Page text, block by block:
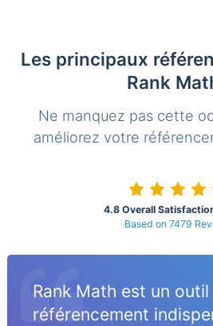
Les principaux
Rank
Ne manquez pas cette
améliorez votre
4.8 Overall
Based on 7479
Rank Math est un outil
référencement